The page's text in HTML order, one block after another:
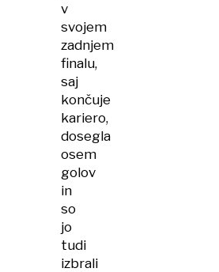
v
svojem
zadnjem
finalu,
saj
končuje
kariero,
dosegla
osem
golov
in
so
jo
tudi
izbrali